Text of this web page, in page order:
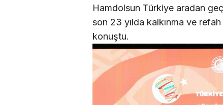
Hamdolsun Türkiye aradan
son 23 yılda kalkınma ve
konuştu.